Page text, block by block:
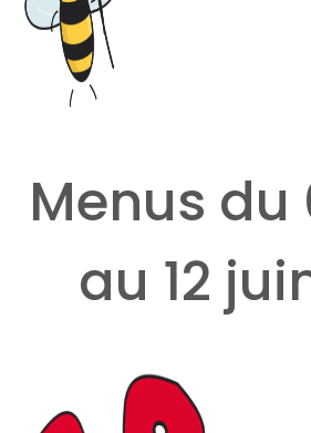
Menus du
au 12